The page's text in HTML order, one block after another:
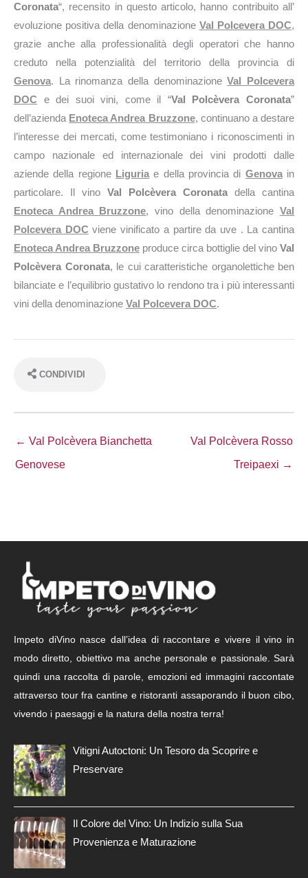
Coronata“, recensito in questo articolo, hanno contribuito all’
evoluzione positiva della denominazione Val Polcevera DOC,
grazie anche alla professionalità degli operatori che hanno
creduto nella potenzialità del territorio della provincia di
Genova. La rinomanza della denominazioneVal Polcevera
DOC e dei suoi vini, come il “Val Polcèvera Coronata”
dell’azienda Enoteca Andrea Bruzzone, continuano a destare
l’interesse dei mercati, come testimoniano i riconoscimenti in
campo nazionale ed internazionale dei vini prodotti dalle
aziende della regione Liguria e della provincia di Genovain
particolare. Il vino Val Polcèvera Coronata della cantina
Enoteca Andrea Bruzzone, vino della denominazioneVal
Polcevera DOC viene vinificato a partire da uve . La cantina
Enoteca Andrea Bruzzone produce circa bottiglie del vino Val
Polcèvera Coronata, le cui caratteristiche organolettiche ben
bilanciate e l’equilibrio gustativo lo rendono tra i più interessanti
vini della denominazione Val Polcevera DOC.
CONDIVIDI
← Val Polcèvera Bianchetta
Genovese
Val Polcèvera Rosso
Treipaexi →
Impeto diVino nasce dall’idea di raccontare e vivere il vino in
modo diretto, obiettivo ma anche personale e passionale. Sarà
quindi una raccolta di parole, emozioni ed immagini raccontate
attraverso tour fra cantine e ristoranti assaporando il buon cibo,
vivendo i paesaggi e la natura della nostra terra!
Vitigni Autoctoni: Un Tesoro da Scoprire e
Preservare
Il Colore del Vino: Un Indizio sulla Sua
Provenienza e Maturazione